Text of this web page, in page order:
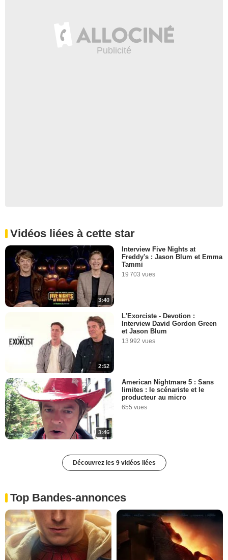
Vidéos liées à cette star
3:40
Interview Five Nights at
Freddy's : Jason Blum et Emma
Tammi
19 703 vues
2:52
L'Exorciste - Devotion :
Interview David Gordon Green
et Jason Blum
13 992 vues
3:46
American Nightmare 5 : Sans
limites : le scénariste et le
producteur au micro
655 vues
Découvrez les 9 vidéos liées
Top Bandes-annonces